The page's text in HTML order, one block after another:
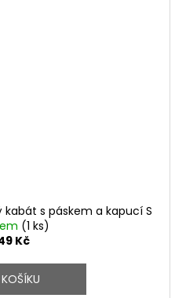
s páskem a kapucí S
(1 ks)
Kč